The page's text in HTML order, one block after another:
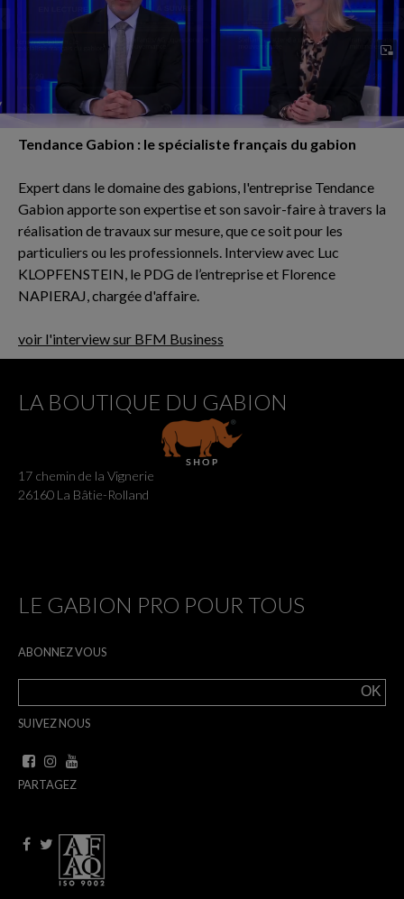
Tendance Gabion : le spécialiste français du gabion
Expert dans le domaine des gabions, l'entreprise Tendance
Gabion apporte son expertise et son savoir-faire à travers la
réalisation de travaux sur mesure, que ce soit pour les
particuliers ou les professionnels. Interview avec Luc
KLOPFENSTEIN, le PDG de l’entreprise et Florence
NAPIERAJ, chargée d'affaire.
voir l'interview sur BFM Business
LA BOUTIQUE DU GABION
17 chemin de la Vignerie
26160 La Bâtie-Rolland
LE GABION PRO POUR TOUS
ABONNEZ VOUS
SUIVEZ NOUS
PARTAGEZ